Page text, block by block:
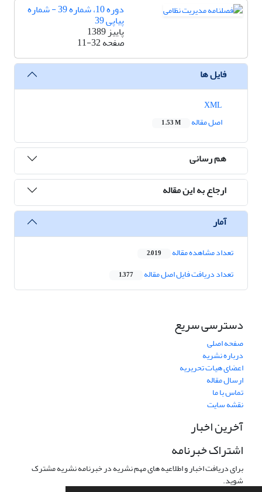
دوره 10، شماره 39 - شماره
پیاپی 39
پاییز 1389
صفحه11-32
فایل ها
اصل مقاله
1.53 M
هم رسانی
ارجاع به این مقاله
آمار
تعداد مشاهده مقاله 2,019
تعداد دریافت فایل اصل مقاله 1,377
دسترسی سریع
صفحه اصلی
درباره نشریه
اعضای هیات تحریریه
ارسال مقاله
تماس با ما
نقشه سایت
آخرین اخبار
اشتراک خبرنامه
برای دریافت اخبار و اطلاعیه های مهم نشریه در خبرنامه نشریه مشترک
شوید.